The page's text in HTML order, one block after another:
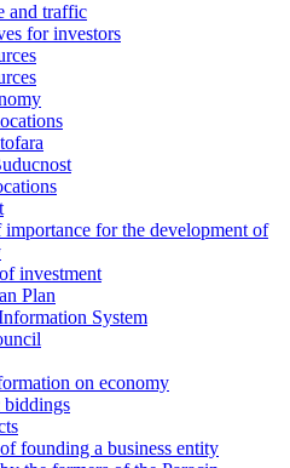
and traffic
for investors
importance for the development of
investment
Plan
System
on economy
biddings
founding a business entity